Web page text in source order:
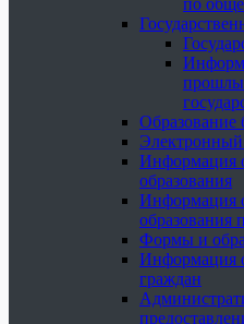
по
Образование
Электронный
Информация
образования
Информация
образования
Формы и
Информация
граждан